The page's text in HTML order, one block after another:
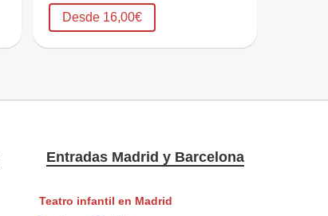
Desde 16,00€
Entradas Madrid y Barcelona
Teatro infantil en Madrid